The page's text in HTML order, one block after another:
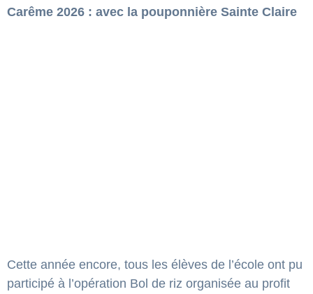
Carême 2026 : avec la pouponnière Sainte Claire
Cette année encore, tous les élèves de l’école ont pu
participé à l’opération Bol de riz organisée au profit